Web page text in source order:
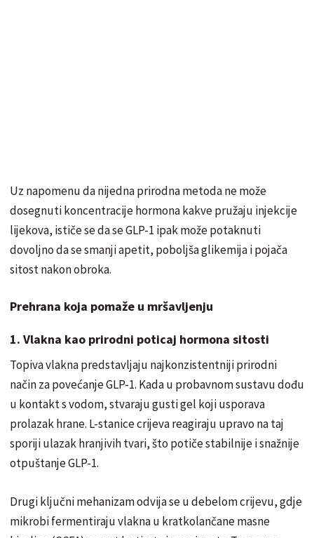
Uz napomenu da nijedna prirodna metoda ne može
dosegnuti koncentracije hormona kakve pružaju injekcije
lijekova, ističe se da se GLP-1 ipak može potaknuti
dovoljno da se smanji apetit, poboljša glikemija i pojača
sitost nakon obroka.
Prehrana koja pomaže u mršavljenju
1. Vlakna kao prirodni poticaj hormona sitosti
Topiva vlakna predstavljaju najkonzistentniji prirodni
način za povećanje GLP-1. Kada u probavnom sustavu dođu
u kontakt s vodom, stvaraju gusti gel koji usporava
prolazak hrane. L-stanice crijeva reagiraju upravo na taj
sporiji ulazak hranjivih tvari, što potiče stabilnije i snažnije
otpuštanje GLP-1.
Drugi ključni mehanizam odvija se u debelom crijevu, gdje
mikrobi fermentiraju vlakna u kratkolančane masne